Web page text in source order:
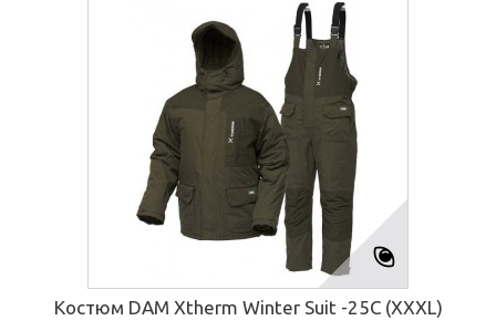
Костюм DAM Xtherm Winter Suit -25C (XXXL)